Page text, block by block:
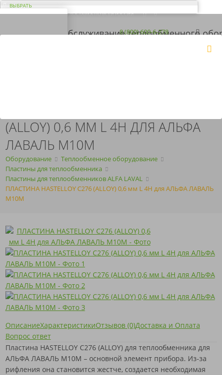
ВЫБРАТЬ
ДОСТАВКА ПО ВСЕЙ РОССИИ
8 (800) 600-6-278
(ALLOY) 0,6 ММ L 4H ДЛЯ АЛЬФА
ЛАВАЛЬ M10M
Оборудование
Теплообменное оборудование
Пластины для теплообменника
Пластины для теплообменников ALFA LAVAL
ПЛАСТИНА HASTELLOY C276 (ALLOY) 0,6 мм L 4H для АЛЬФА ЛАВАЛЬ
M10M
ОписаниеХарактеристикиОтзывов (0)Доставка и Оплата
Вопрос ответ
Пластина HASTELLOY C276 (ALLOY) для теплообменника для
АЛЬФА ЛАВАЛЬ M10M – основной элемент прибора. Из-за
рифления она становится жестче, создается необходимая